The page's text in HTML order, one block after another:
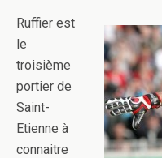
Ruffier est
le
troisième
portier de
Saint-
Etienne à
connaitre